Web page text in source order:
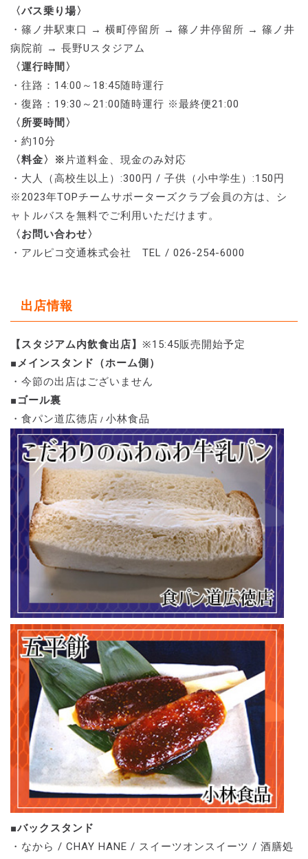
〈バス乗り場〉
・篠ノ井駅東口 → 横町停留所 → 篠ノ井停留所 → 篠ノ井
病院前 → 長野Uスタジアム
〈運行時間〉
・往路：14:00～18:45随時運行
・ 復路：19:30～21:00随時運行 ※最終便21:00
〈所要時間〉
・約10分
〈料金〉※ 片道料金、現金のみ対応
・大人（高校生以上）:300円 / 子供（小中学生）:150円
※2023年TOPチームサポーターズクラブ会員の方は、シ
ャトルバスを無料でご利用いただけます。
〈お問い合わせ〉
・アルピコ交通株式会社 TEL / 026-254-6000
出店情報
【スタジアム内飲食出店】 ※15:45販売開始予定
■メインスタンド（ホーム側）
・今節の出店はございません
■ゴール裏
・食パン道広徳店 / 小林食品
■バックスタンド
・なから / CHAY HANE / スイーツオンスイーツ / 酒膳処